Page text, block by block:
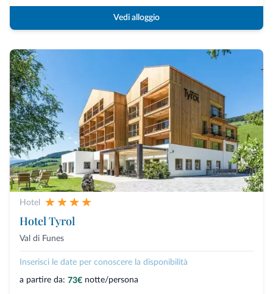
Vedi alloggio
Hotel
Hotel Tyrol
Val di Funes
Inserisci le date per conoscere la disponibilità
a partire da: 73€ notte/persona